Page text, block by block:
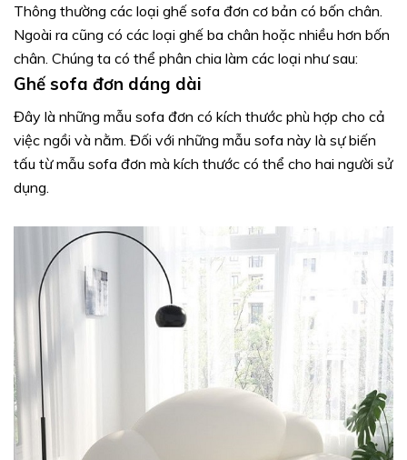
Thông thường các loại ghế sofa đơn cơ bản có bốn chân.
Ngoài ra cũng có các loại ghế ba chân hoặc nhiều hơn bốn
chân. Chúng ta có thể phân chia làm các loại như sau:
Ghế sofa đơn dáng dài
Đây là những mẫu sofa đơn có kích thước phù hợp cho cả
việc ngồi và nằm. Đối với những mẫu sofa này là sự biến
tấu từ mẫu sofa đơn mà kích thước có thể cho hai người sử
dụng.